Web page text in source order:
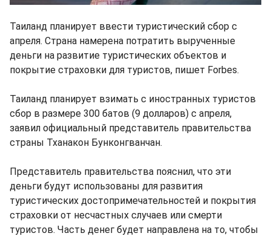
Таиланд планирует ввести туристический сбор с
апреля. Страна намерена потратить вырученные
деньги на развитие туристических объектов и
покрытие страховки для туристов, пишет Forbes.
Таиланд планирует взимать с иностранных туристов
сбор в размере 300 батов (9 долларов) с апреля,
заявил официальный представитель правительства
страны Тханакон Бунконгванчан.
Представитель правительства пояснил, что эти
деньги будут использованы для развития
туристических достопримечательностей и покрытия
страховки от несчастных случаев или смерти
туристов. Часть денег будет направлена на то, чтобы